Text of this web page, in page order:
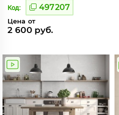
Код: 497207
Цена от
2 600 руб.